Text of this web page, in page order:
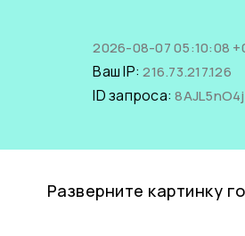
2026-08-07 05:10:08
Ваш IP:216.73.217.126
ID запроса:
Разверните картинку